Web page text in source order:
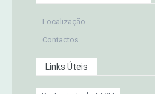
Localização
Contactos
Links Úteis